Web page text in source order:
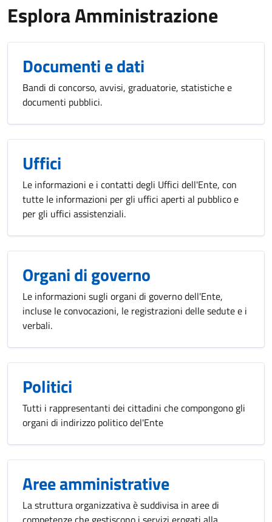
Esplora Amministrazione
Documenti e dati
Bandi di concorso, avvisi, graduatorie, statistiche e
documenti pubblici.
Uffici
Le informazioni e i contatti degli Uffici dell'Ente, con
tutte le informazioni per gli uffici aperti al pubblico e
per gli uffici assistenziali.
Organi di governo
Le informazioni sugli organi di governo dell'Ente,
incluse le convocazioni, le registrazioni delle sedute e i
verbali.
Politici
Tutti i rappresentanti dei cittadini che compongono gli
organi di indirizzo politico del'Ente
Aree amministrative
La struttura organizzativa è suddivisa in aree di